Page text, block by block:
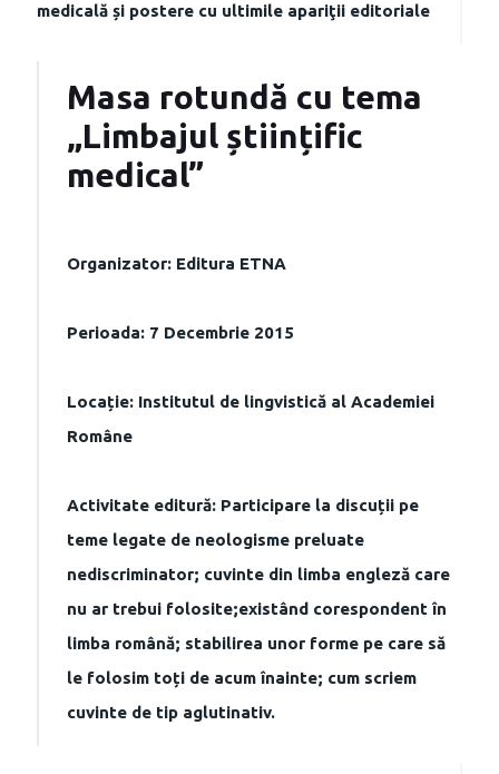
medicală și postere cu ultimile apariţii editoriale
Masa rotundă cu tema
„Limbajul științific
medical”
Organizator: Editura ETNA
Perioada: 7 Decembrie 2015
Locație: Institutul de lingvistică al Academiei
Române
Activitate editură: Participare la discuții pe
teme legate de neologisme preluate
nediscriminator; cuvinte din limba engleză care
nu ar trebui folosite;existând corespondent în
limba română; stabilirea unor forme pe care să
le folosim toți de acum înainte; cum scriem
cuvinte de tip aglutinativ.